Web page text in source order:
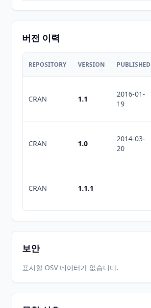
버전 이력
REPOSITORY VERSION PUBLISHED
CRAN 1.1
2016-01-
19
CRAN 1.0
2014-03-
20
CRAN 1.1.1
보안
표시할 OSV 데이터가 없습니다.